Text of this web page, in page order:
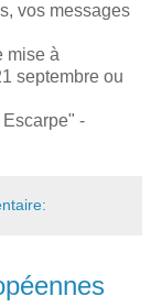
vos messages
mise à
septembre ou
-